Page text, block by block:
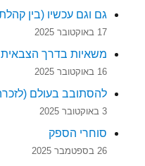
גם וגם עכשיו (בין
17 באוקטובר 2025
משאיות בדרך הצבאית
16 באוקטובר 2025
להסתובב בעולם (לזכרה
3 באוקטובר 2025
סוחרי הספק
26 בספטמבר 2025